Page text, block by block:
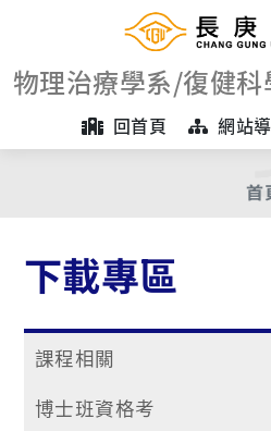
物理治療學系/復健
回首頁 網站
首
下載專區
課程相關
博士班資格考